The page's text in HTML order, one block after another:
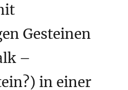
Gesteinen
–
in einer